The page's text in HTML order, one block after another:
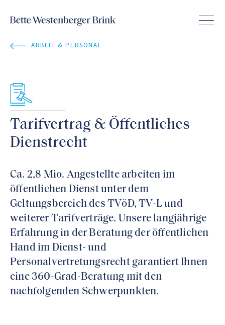
ARBEIT & PERSONAL
Tarifvertrag & Öffentliches
Dienstrecht
Ca. 2,8 Mio. Angestellte arbeiten im
öffentlichen Dienst unter dem
Geltungsbereich des TVöD, TV-L und
weiterer Tarifverträge. Unsere langjährige
Erfahrung in der Beratung der öffentlichen
Hand im Dienst- und
Personalvertretungsrecht garantiert Ihnen
eine 360-Grad-Beratung mit den
nachfolgenden Schwerpunkten.